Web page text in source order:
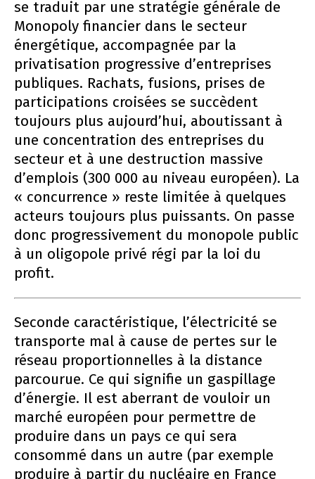
se traduit par une stratégie générale de
Monopoly financier dans le secteur
énergétique, accompagnée par la
privatisation progressive d’entreprises
publiques. Rachats, fusions, prises de
participations croisées se succèdent
toujours plus aujourd’hui, aboutissant à
une concentration des entreprises du
secteur et à une destruction massive
d’emplois (300 000 au niveau européen). La
« concurrence » reste limitée à quelques
acteurs toujours plus puissants. On passe
donc progressivement du monopole public
à un oligopole privé régi par la loi du
profit.
Seconde caractéristique, l’électricité se
transporte mal à cause de pertes sur le
réseau proportionnelles à la distance
parcourue. Ce qui signifie un gaspillage
d’énergie. Il est aberrant de vouloir un
marché européen pour permettre de
produire dans un pays ce qui sera
consommé dans un autre (par exemple
produire à partir du nucléaire en France